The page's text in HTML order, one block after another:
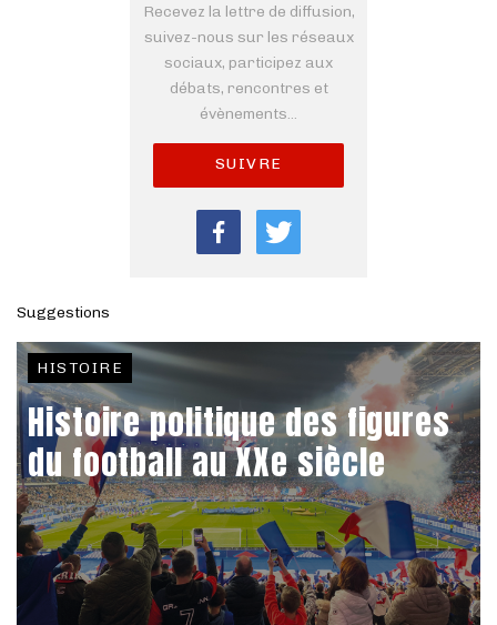
Recevez la lettre de diffusion,
suivez-nous sur les réseaux
sociaux, participez aux
débats, rencontres et
évènements...
SUIVRE
Suggestions
HISTOIRE
Histoire politique des figures
du football au XXe siècle